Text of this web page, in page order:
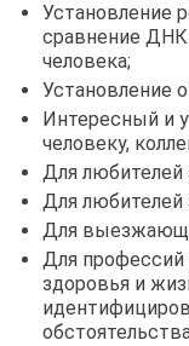
Установление
сравнение
человека;
Установление
Интересный и
человеку,
Для любителей
Для любителей
Для
Для
здоровья и